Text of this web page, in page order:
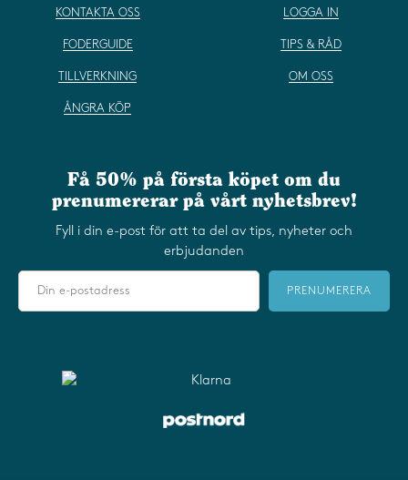
KONTAKTA OSS
FODERGUIDE
TILLVERKNING
ÅNGRA KÖP
LOGGA IN
TIPS & RÅD
OM OSS
Få 50% på första köpet om du
prenumererar på vårt nyhetsbrev!
Fyll i din e-post för att ta del av tips, nyheter och
erbjudanden
PRENUMERERA